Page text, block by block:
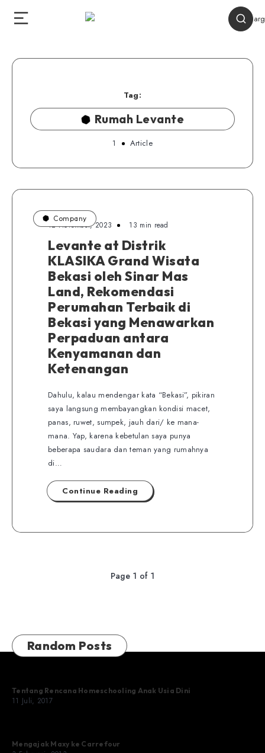
Tag:
Rumah Levante
1 Article
Company
12 November, 2023 13 min read
Levante at Distrik
KLASIKA Grand Wisata
Bekasi oleh Sinar Mas
Land, Rekomendasi
Perumahan Terbaik di
Bekasi yang Menawarkan
Perpaduan antara
Kenyamanan dan
Ketenangan
Dahulu, kalau mendengar kata “Bekasi”, pikiran
saya langsung membayangkan kondisi macet,
panas, ruwet, sumpek, jauh dari/ ke mana-
mana. Yap, karena kebetulan saya punya
beberapa saudara dan teman yang rumahnya
di…
Continue Reading
Page 1 of 1
Random Posts
Tentang Rencana Homeschooling Anak Usia Dini
11 Juli, 2017
Mengajak Maxy ke Carrefour